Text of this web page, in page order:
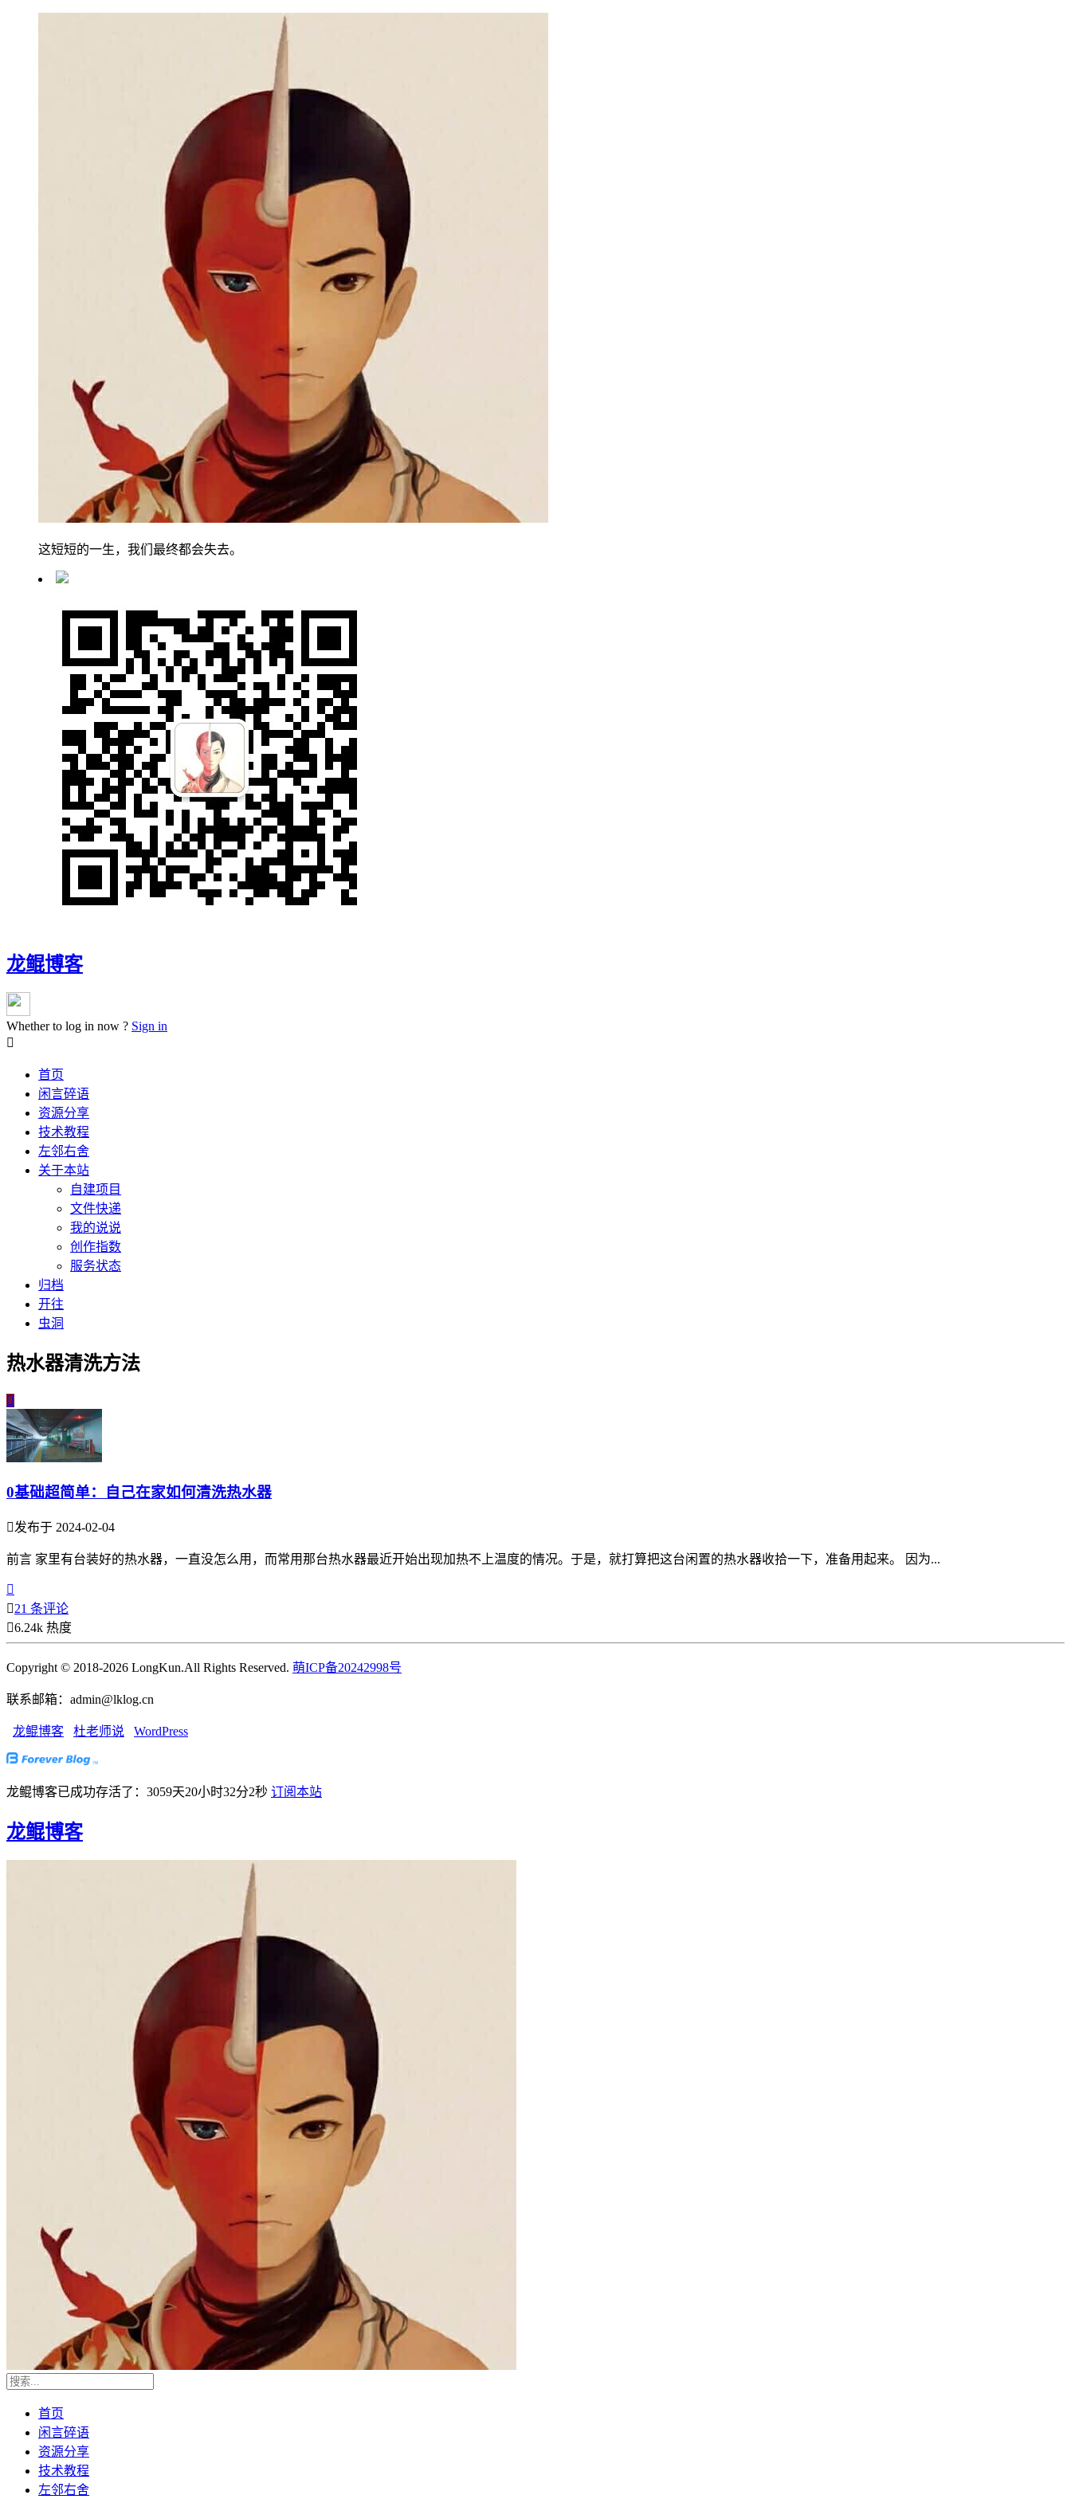
这短短的一生，我们最终都会失去。
龙鲲博客
Whether to log in now ? Sign in

首页
闲言碎语
资源分享
技术教程
左邻右舍
关于本站
自建项目
文件快递
我的说说
创作指数
服务状态
归档
开往
虫洞
热水器清洗方法

0基础超简单：自己在家如何清洗热水器
发布于 2024-02-04
前言 家里有台装好的热水器，一直没怎么用，而常用那台热水器最近开始出现加热不上温度的情况。于是，就打算把这台闲置的热水器收拾一下，准备用起来。 因为...

21 条评论
6.24k 热度
Copyright © 2018-2026 LongKun.All Rights Reserved. 萌ICP备20242998号
联系邮箱：admin@lklog.cn
龙鲲博客 杜老师说 WordPress
龙鲲博客已成功存活了：3059天20小时32分2秒 订阅本站
龙鲲博客
首页
闲言碎语
资源分享
技术教程
左邻右舍